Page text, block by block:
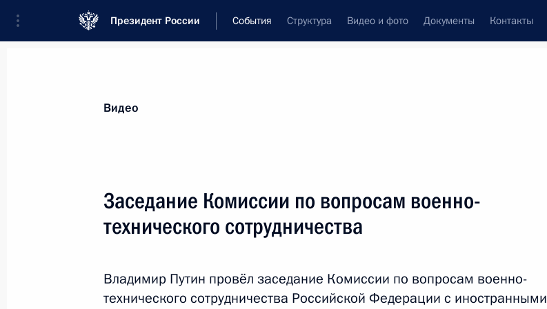
Президент России События Структура Видео и фото Документы Контакты
Видео
Заседание Комиссии по вопросам военно-
технического сотрудничества
Владимир Путин провёл заседание Комиссии по вопросам военно-
технического сотрудничества Российской Федерации с иностранными